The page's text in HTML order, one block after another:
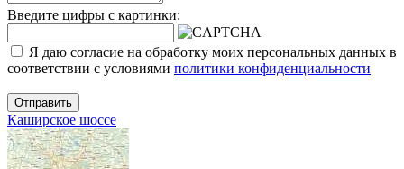
Введите цифры с картинки:
Я даю согласие на обработку моих персональных данных в
соответствии с условиями политики конфиденциальности
Отправить
Каширское шоссе